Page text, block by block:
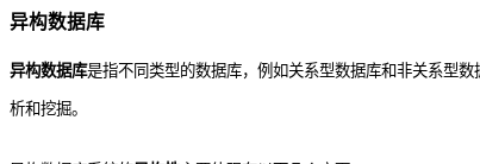
异构数据库
异构数据库是指不同类型的数据库，例如关系型数据库和非关系型
析和挖掘。